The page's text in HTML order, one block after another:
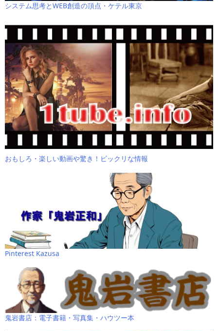
システム思考とWEB創造の頂点・ケテル東京
おもしろ・楽しい動画や驚き！ビックリな情報
Pinterest Kazusa
鬼岩書店：電子書籍・写真集・ハウツー本